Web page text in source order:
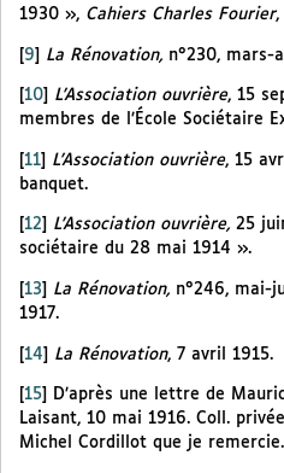
1930 », Cahiers Charles Fourier,
[9] La Rénovation, n°230, mars-
10 L’Association ouvrière, 15
membres de l’École Sociétaire
[11] L’Association ouvrière, 15
banquet.
12 L’Association ouvrière, 25
sociétaire du 28 mai 1914 ».
13 La Rénovation, n°246, mai-
1917.
[14] La Rénovation, 7 avril 1915.
15
D’après une lettre de
Laisant, 10 mai 1916. Coll.
Michel Cordillot que je remercie.